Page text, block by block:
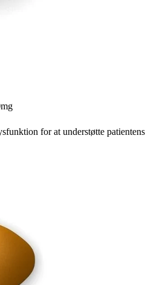
for at understøtte patientens